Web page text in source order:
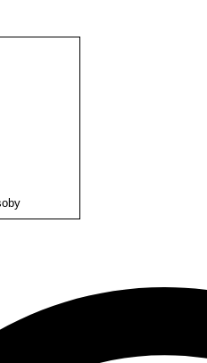
zwiedzania miasta. Słynna
Ławeczkę Juliana Tuwima